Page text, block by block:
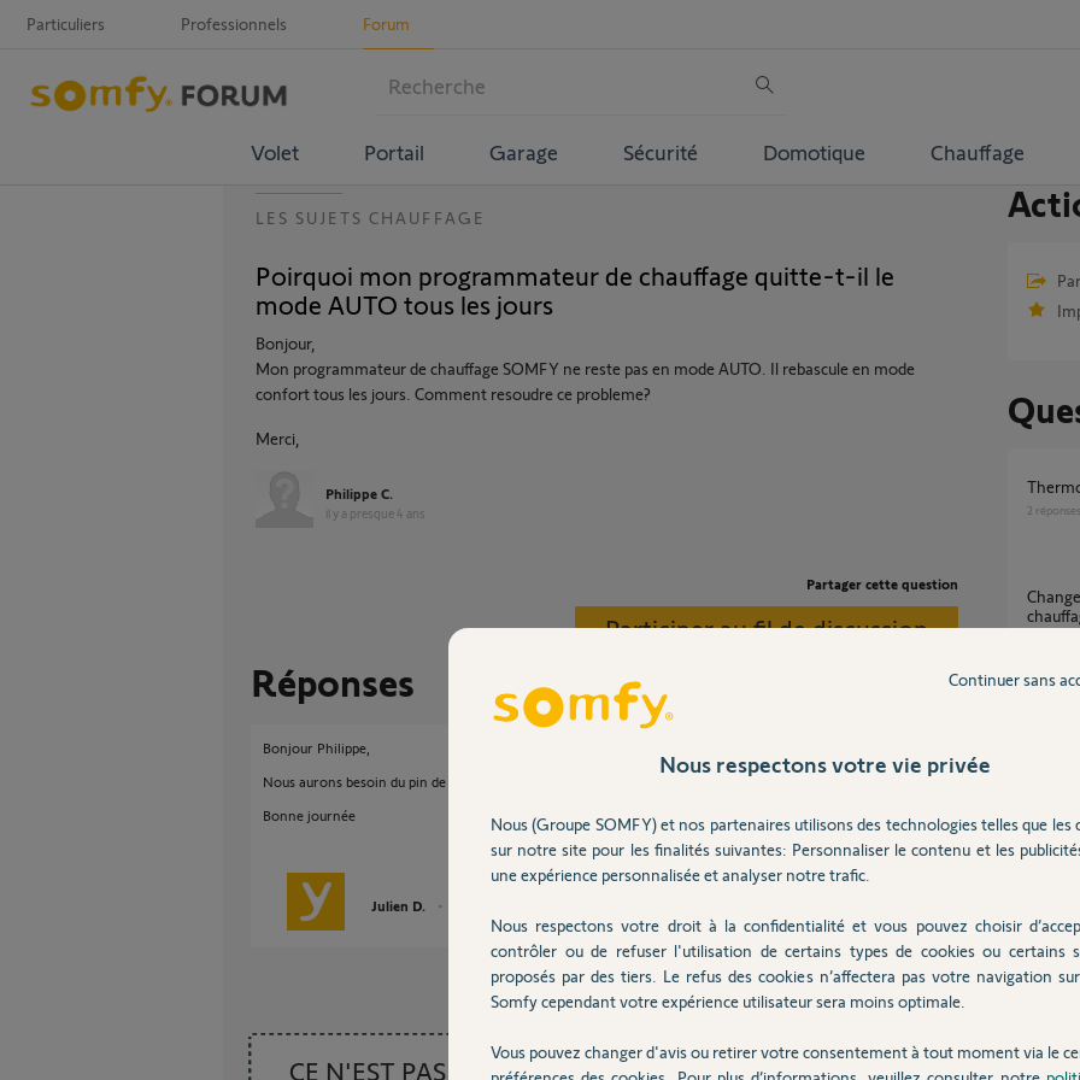
Particuliers Professionnels Forum
Volet Portail Garage Sécurité Domotique Chauffage
LES SUJETS CHAUFFAGE
Poirquoi mon programmateur de chauffage quitte-t-il le
mode AUTO tous les jours
Bonjour,
Mon programmateur de chauffage SOMFY ne reste pas en mode AUTO. Il rebascule en mode
confort tous les jours. Comment resoudre ce probleme?
Merci,
Philippe C.
il y a presque 4 ans
Partager cette question
Participer au fil de discussion
Réponses
Bonjour Philippe,
Nous aurons besoin du pin de votre thermostat.
Bonne journée
Julien D.
CE N'EST PAS CE
2 réponses
Changement non demandé du mode de
4réponses
MAJ Tahoma V2 - anomalie Homekit Volets
IO
134
Nous respectons votre vie privée
Nous (Groupe SOMFY) et nos partenaires utilisons des technologies telles que les
sur notre site pour les finalités suivantes: Personnaliser le contenu et les
une expérience personnalisée et analyser notre trafic.
Nous respectons votre droit à la confidentialité et vous pouvez choisir
contrôler ou de refuser l'utilisation de certains types de cookies ou certains
proposés par des tiers. Le refus des cookies n’affectera pas votre navigation
Somfy cependant votre expérience utilisateur sera moins optimale.
Vous pouvez changer d'avis ou retirer votre consentement à tout moment via le
Continuer sans